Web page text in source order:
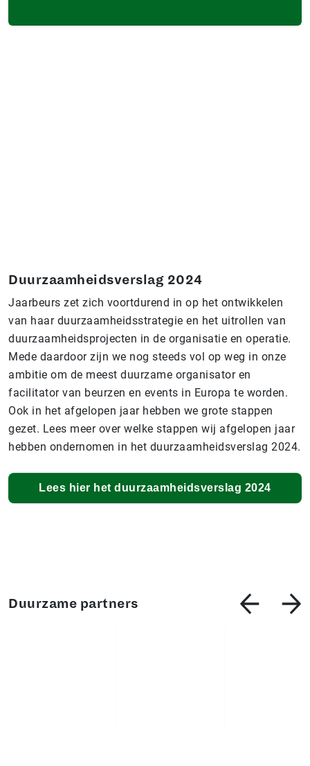
Duurzaamheidsverslag 2024
Jaarbeurs zet zich voortdurend in op het ontwikkelen
van haar duurzaamheidsstrategie en het uitrollen van
duurzaamheidsprojecten in de organisatie en operatie.
Mede daardoor zijn we nog steeds vol op weg in onze
ambitie om de meest duurzame organisator en
facilitator van beurzen en events in Europa te worden.
Ook in het afgelopen jaar hebben we grote stappen
gezet. Lees meer over welke stappen wij afgelopen jaar
hebben ondernomen in het duurzaamheidsverslag 2024.
Lees hier het duurzaamheidsverslag 2024
Duurzame partners